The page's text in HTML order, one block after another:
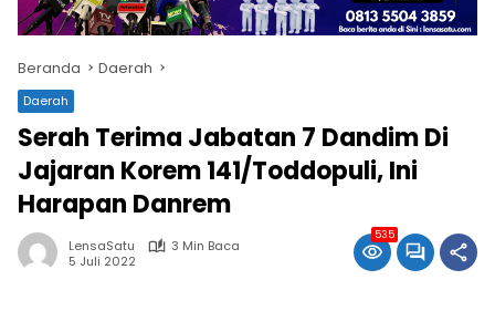
Beranda Daerah
Daerah
Serah Terima Jabatan 7 Dandim Di
Jajaran Korem 141/Toddopuli, Ini
Harapan Danrem
LensaSatu
3 Min Baca
5 Juli 2022
535